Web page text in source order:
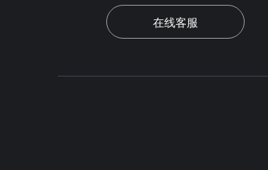
在线客服